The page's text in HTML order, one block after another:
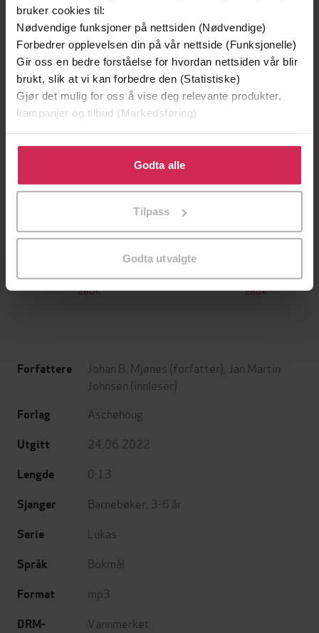
bruker cookies til:
Nødvendige funksjoner på nettsiden (Nødvendige)
Forbedrer opplevelsen din på vår nettside (Funksjonelle)
Gir oss en bedre forståelse for hvordan nettsiden vår blir
brukt, slik at vi kan forbedre den (Statistiske)
Gjør det mulig for oss å vise deg relevante produkter,
kampanjer og tilbud (Markedsføring)
Klikk på «Godta alle» for å gi oss ditt samtykke til å
bruke cookies for alle disse formålene. Du kan også
tilpasse ditt samtykke til spesifikke formål ved å klikke
Godta alle
Tilpass
Godta utvalgte
Premium
Vinner av Rivertonprisen
199,-
EBOK
Premium
Første gang på tilbud
349,-
EBOK
Forfattere Johan B. Mjønes (forfatter), Jan Martin
Johnsen (innleser)
Forlag Aschehoug
Utgitt 24.06.2022
Lengde 0:13
Sjanger Barnebøker 3-6 år
Serie Lukas
Språk Bokmål
Format mp3
DRM-
Vannmerket